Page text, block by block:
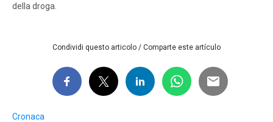
della droga.
Condividi questo articolo / Comparte este artículo
Cronaca